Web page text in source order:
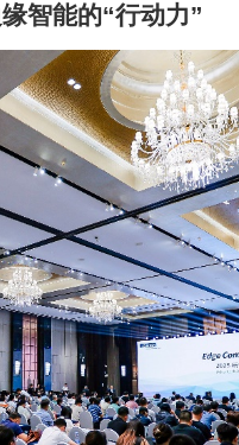
智能的“行动力”